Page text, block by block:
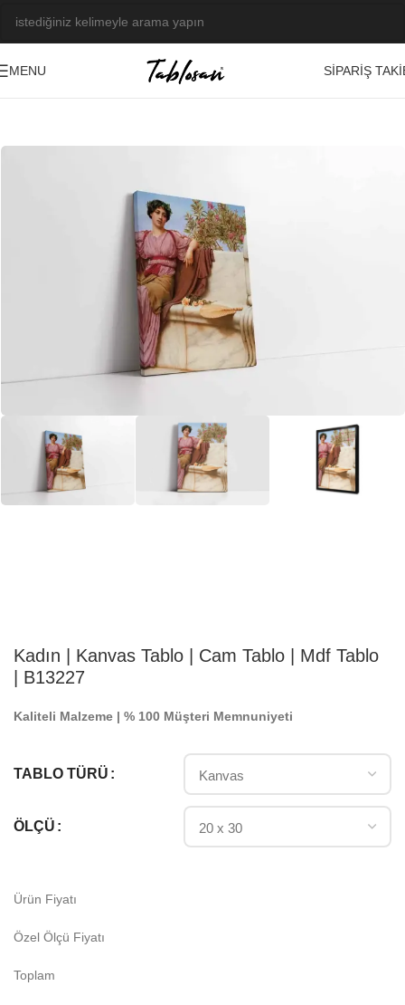
MENU
SIPARIŞ
Kadın | Kanvas Tablo | Cam Tablo | Mdf Tablo
| B13227
Kaliteli Malzeme | % 100 Müşteri Memnuniyeti
TABLO TÜRÜ
ÖLÇÜ
Ürün Fiyatı
Özel Ölçü Fiyatı
Toplam